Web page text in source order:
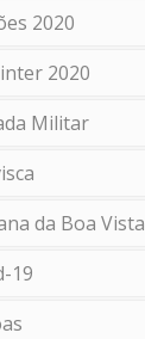
2020
2020
Militar
da Boa Vista
19